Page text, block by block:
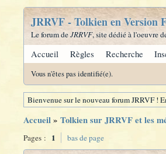
JRRVF - Tolkien en Version
Le forum deJRRVF, site dédié à l'oeuvre
Accueil Règles Recherche
Vous n'êtes pas identifié(e).
Bienvenue sur le nouveau forum JRRVF !
Accueil» Tolkien sur JRRVF et les
Pages : 1 bas de page